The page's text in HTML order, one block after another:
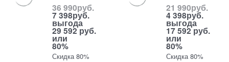
36 990руб.
7 398руб.
выгода
29 592 руб.
или
80%
Скидка 80%
21 990руб.
4 398руб.
выгода
17 592 руб.
или
80%
Скидка 80%